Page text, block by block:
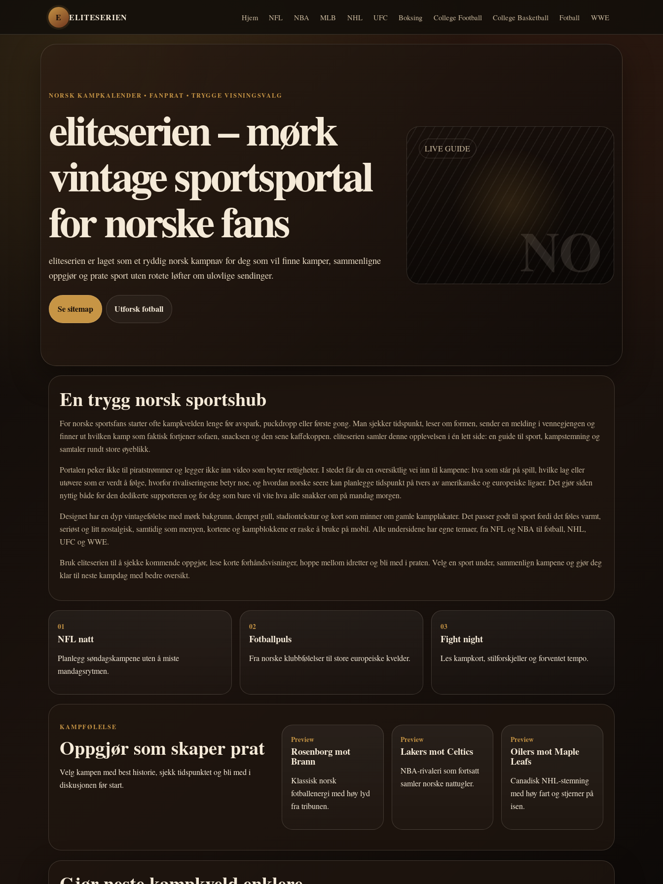
E ELITESERIEN Hjem NFL NBA MLB NHL UFC Boksing College Football College Basketball Fotball WWE
NORSK KAMPKALENDER • FANPRAT • TRYGGE VISNINGSVALG
eliteserien – mørk
vintage sportsportal
for norske fans
eliteserien er laget som et ryddig norsk kampnav for deg som vil finne kamper, sammenligne
oppgjør og prate sport uten rotete løfter om ulovlige sendinger.
Se sitemap Utforsk fotball
LIVE GUIDE
NO
En trygg norsk sportshub
For norske sportsfans starter ofte kampkvelden lenge før avspark, puckdropp eller første gong. Man sjekker tidspunkt, leser om formen, sender en melding i vennegjengen og
finner ut hvilken kamp som faktisk fortjener sofaen, snacksen og den sene kaffekoppen. eliteserien samler denne opplevelsen i én lett side: en guide til sport, kampstemning og
samtaler rundt store øyeblikk.
Portalen peker ikke til piratstrømmer og legger ikke inn video som bryter rettigheter. I stedet får du en oversiktlig vei inn til kampene: hva som står på spill, hvilke lag eller
utøvere som er verdt å følge, hvorfor rivaliseringene betyr noe, og hvordan norske seere kan planlegge tidspunkt på tvers av amerikanske og europeiske ligaer. Det gjør siden
nyttig både for den dedikerte supporteren og for deg som bare vil vite hva alle snakker om på mandag morgen.
Designet har en dyp vintagefølelse med mørk bakgrunn, dempet gull, stadiontekstur og kort som minner om gamle kampplakater. Det passer godt til sport fordi det føles varmt,
seriøst og litt nostalgisk, samtidig som menyen, kortene og kampblokkene er raske å bruke på mobil. Alle undersidene har egne temaer, fra NFL og NBA til fotball, NHL,
UFC og WWE.
Bruk eliteserien til å sjekke kommende oppgjør, lese korte forhåndsvisninger, hoppe mellom idretter og bli med i praten. Velg en sport under, sammenlign kampene og gjør deg
klar til neste kampdag med bedre oversikt.
01
NFL natt
Planlegg søndagskampene uten å miste
mandagsrytmen.
02
Fotballpuls
Fra norske klubbfølelser til store europeiske kvelder.
03
Fight night
Les kampkort, stilforskjeller og forventet tempo.
KAMPFØLELSE
Oppgjør som skaper prat
Velg kampen med best historie, sjekk tidspunktet og bli med i
diskusjonen før start.
Preview
Rosenborg mot
Brann
Klassisk norsk
fotballenergi med høy lyd
fra tribunen.
Preview
Lakers mot Celtics
NBA-rivaleri som fortsatt
samler norske nattugler.
Preview
Oilers mot Maple
Leafs
Canadisk NHL-stemning
med høy fart og stjerner på
isen.